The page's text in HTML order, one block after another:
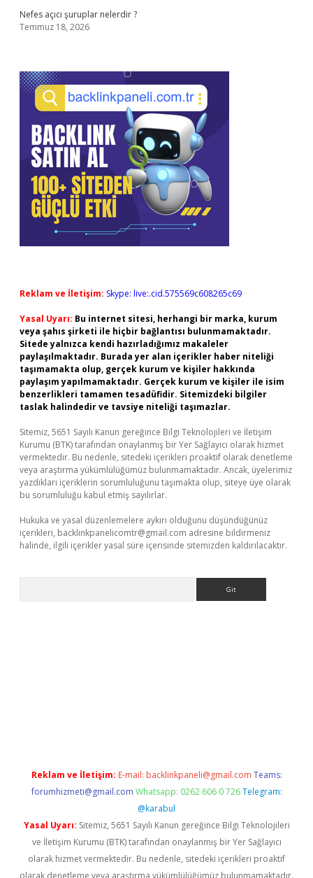
Nefes açıcı şuruplar nelerdir ?
Temmuz 18, 2026
Reklam ve İletişim: Skype: live:.cid.575569c608265c69
Yasal Uyarı: Bu internet sitesi, herhangi bir marka, kurum
veya şahıs şirketi ile hiçbir bağlantısı bulunmamaktadır.
Sitede yalnızca kendi hazırladığımız makaleler
paylaşılmaktadır. Burada yer alan içerikler haber niteliği
taşımamakta olup, gerçek kurum ve kişiler hakkında
paylaşım yapılmamaktadır. Gerçek kurum ve kişiler ile isim
benzerlikleri tamamen tesadüfidir. Sitemizdeki bilgiler
taslak halindedir ve tavsiye niteliği taşımazlar.
Sitemiz, 5651 Sayılı Kanun gereğince Bilgi Teknolojileri ve İletişim
Kurumu (BTK) tarafından onaylanmış bir Yer Sağlayıcı olarak hizmet
vermektedir. Bu nedenle, sitedeki içerikleri proaktif olarak denetleme
veya araştırma yükümlülüğümüz bulunmamaktadır. Ancak, üyelerimiz
yazdıkları içeriklerin sorumluluğunu taşımakta olup, siteye üye olarak
bu sorumluluğu kabul etmiş sayılırlar.
Hukuka ve yasal düzenlemelere aykırı olduğunu düşündüğünüz
içerikleri, backlinkpanelicomtr@gmail.com adresine bildirmeniz
halinde, ilgili içerikler yasal süre içerisinde sitemizden kaldırılacaktır.
Reklam ve İletişim: E-mail: backlinkpaneli@gmail.com Teams:
forumhizmeti@gmail.com Whatsapp: 0262 606 0 726 Telegram:
@karabul
Yasal Uyarı: Sitemiz, 5651 Sayılı Kanun gereğince Bilgi Teknolojileri
ve İletişim Kurumu (BTK) tarafından onaylanmış bir Yer Sağlayıcı
olarak hizmet vermektedir. Bu nedenle, sitedeki içerikleri proaktif
olarak denetleme veya araştırma yükümlülüğümüz bulunmamaktadır.